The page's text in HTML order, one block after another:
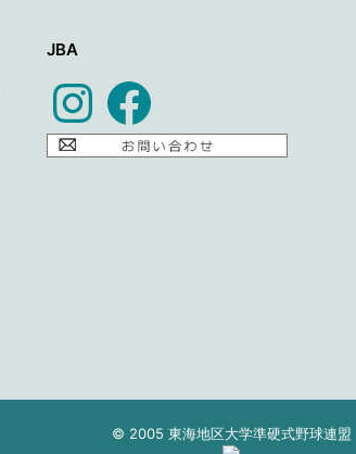
JBA
InstagramFacebook
© 2005 東海地区大学準硬式野球連盟